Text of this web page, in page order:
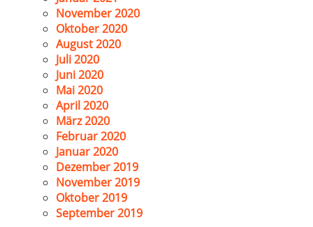
November 2020
Oktober 2020
August 2020
Juli 2020
Juni 2020
Mai 2020
April 2020
März 2020
Februar 2020
Januar 2020
Dezember 2019
November 2019
Oktober 2019
September 2019